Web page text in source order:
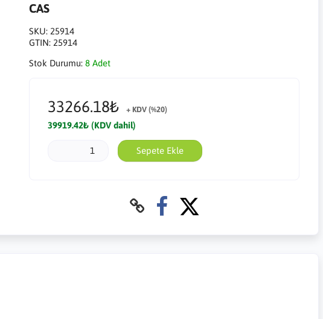
CAS
SKU: 25914
GTIN: 25914
Stok Durumu: 8 Adet
33266.18₺ + KDV (%20)
39919.42₺ (KDV dahil)
Sepete Ekle